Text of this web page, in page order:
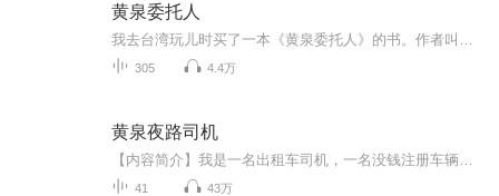
黄泉委托人
305 4.4万
黄泉夜路司机
41 43万